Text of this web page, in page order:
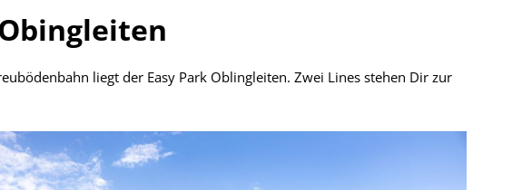
liegt der Easy Park Oblingleiten. Zwei Lines stehen Dir zur